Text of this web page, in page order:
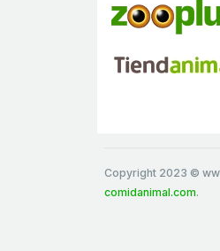
Copyright 2023 ©
comidanimal.com.